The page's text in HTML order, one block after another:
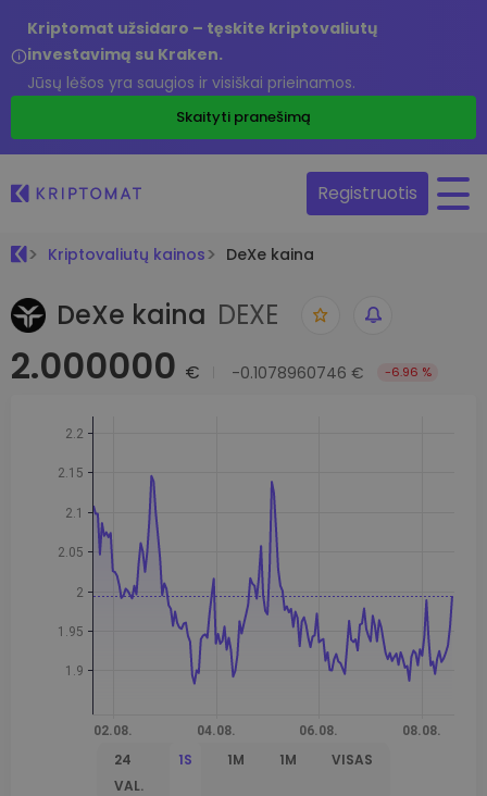
Kriptomat užsidaro – tęskite kriptovaliutų
investavimą su Kraken.
Jūsų lėšos yra saugios ir visiškai prieinamos.
Skaityti pranešimą
Registruotis
Kriptovaliutų kainos DeXe kaina
DeXe kaina DEXE
2.000000 € -0.1078960746 € -6.96 %
24
VAL.
1S 1M 1M VISAS